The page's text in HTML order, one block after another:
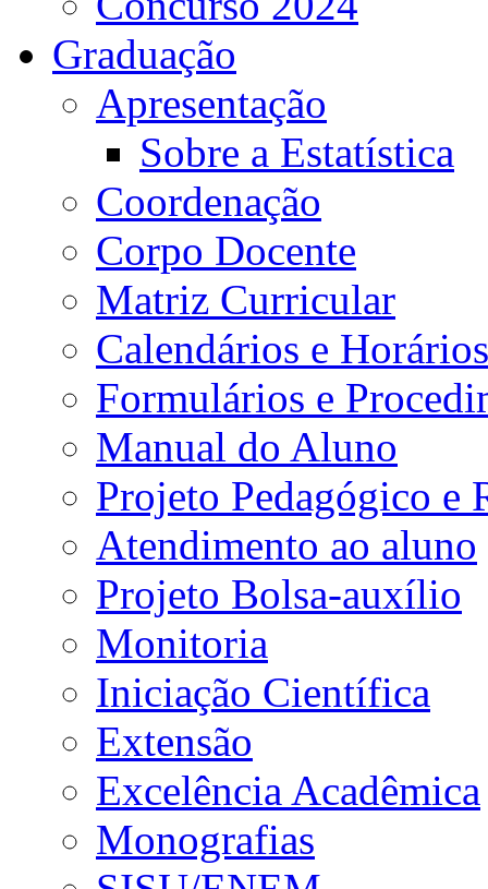
Graduação
Apresentação
Sobre a Estatística
Coordenação
Corpo Docente
Matriz Curricular
Calendários e Horários
Formulários e
Manual do Aluno
Projeto Pedagógico e
Atendimento ao aluno
Projeto Bolsa-auxílio
Monitoria
Iniciação Científica
Extensão
Excelência Acadêmica
Monografias